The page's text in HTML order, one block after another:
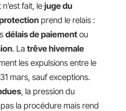
fait, le juge du
prend le relais :
délais de paiement ou
. La trêve hivernale
les expulsions entre le
mars, sauf exceptions.
, la pression du
la procédure mais rend